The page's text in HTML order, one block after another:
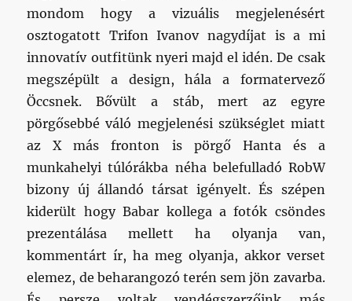
mondom hogy a vizuális megjelenésért
osztogatott Trifon Ivanov nagydíjat is a mi
innovatív outfitünk nyeri majd el idén. De csak
megszépült a design, hála a formatervező
Öccsnek. Bővült a stáb, mert az egyre
pörgősebbé váló megjelenési szükséglet miatt
az X más fronton is pörgő Hanta és a
munkahelyi túlórákba néha belefulladó RobW
bizony új állandó társat igényelt. És szépen
kiderült hogy Babar kollega a fotók csöndes
prezentálása mellett ha olyanja van,
kommentárt ír, ha meg olyanja, akkor verset
elemez, de beharangozó terén sem jön zavarba.